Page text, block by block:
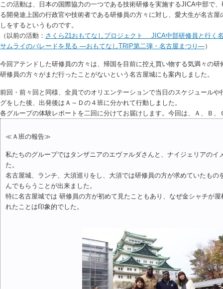
この活動は、日本の国際協力の一つである技術研修を実施するJICA中部で
る開発途上国の行政官や技術者である研修員の方々に対し、愛大生が名古
しをするというものです。
（以前の活動： さくら21おもてなしプロジェクト JICA中部研修員と行く
サムライのパレードを見る ―おもてなしTRIP第二弾・名古屋まつり―）
今回アテンドした研修員の方々は、帰国を目前に控え買い物する気満々の
研修員の方々がまだ行ったことがないという名古屋城にも案内しました。
前回・前々回と同様、全員でのオリエンテーションで当日のスケジュール
グをした後、出発後はＡ～Ｄの４班に分かれて行動しました。
各グループの体験レポートを二回に分けてお届けします。今回は、Ａ、Ｂ、
≪Ａ班の報告≫
私たちのグループではタンザニアのエヴァルダさんと、ナイジェリアのイ
た。
名古屋城、ランチ、大須巡りをし、大須では研修員の方が求めていたもの
んでもらうことが出来ました。
特に名古屋城では 研修員の方が初めて見たこともあり、なぜ金シャチが
れたことは印象的でした。